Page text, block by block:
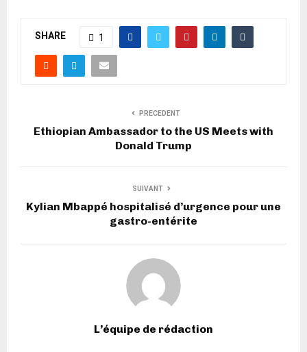
SHARE 1
PRECEDENT
Ethiopian Ambassador to the US Meets with
Donald Trump
SUIVANT
Kylian Mbappé hospitalisé d’urgence pour une
gastro-entérite
L’équipe de rédaction